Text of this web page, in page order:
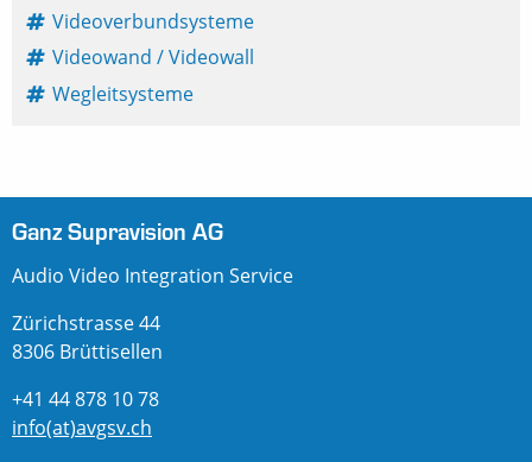
Videoverbundsysteme
Videowand / Videowall
Wegleitsysteme
Ganz Supravision AG
Audio Video Integration Service
Zürichstrasse 44
8306 Brüttisellen
+41 44 878 10 78
info(at)avgsv.ch